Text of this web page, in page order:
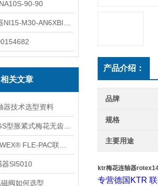
90-90
相关文章
器技术选型资料
器SI5010
阀如何选型
产品介绍：
品牌
规格
主要用途
ktr梅花连轴器
专营德国KTR